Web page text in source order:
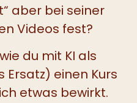
aber bei seiner
Videos fest?
du mit KI als
Ersatz) einen Kurs
etwas bewirkt.